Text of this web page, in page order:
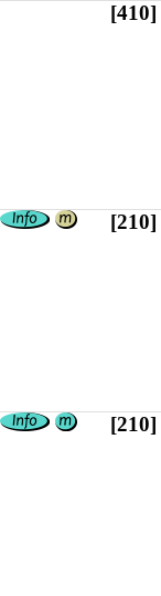
[410]
[210]
[210]